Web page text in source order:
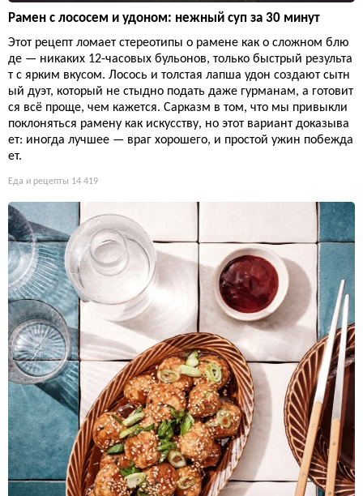
Рамен с лососем и удоном: нежный суп за 30 минут
Этот рецепт ломает стереотипы о рамене как о сложном блю
де — никаких 12-часовых бульонов, только быстрый результа
т с ярким вкусом. Лосось и толстая лапша удон создают сытн
ый дуэт, который не стыдно подать даже гурманам, а готовит
ся всё проще, чем кажется. Сарказм в том, что мы привыкли
поклоняться рамену как искусству, но этот вариант доказыва
ет: иногда лучшее — враг хорошего, и простой ужин побежда
ет.
Еда и рецепты 14 419